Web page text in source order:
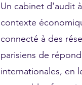
Un cabinet d'audit
contexte
connecté à des
parisiens de
internationales, en